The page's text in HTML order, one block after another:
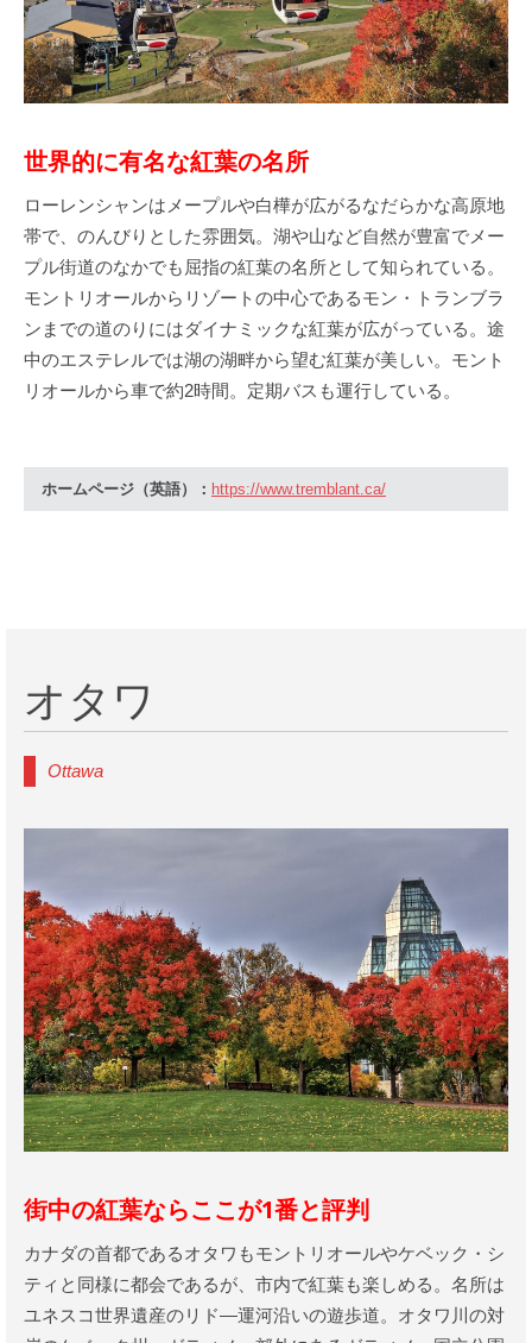
世界的に有名な紅葉の名所
ローレンシャンはメープルや白樺が広がるなだらかな高原地
帯で、のんびりとした雰囲気。湖や山など自然が豊富でメー
プル街道のなかでも屈指の紅葉の名所として知られている。
モントリオールからリゾートの中心であるモン・トランブラ
ンまでの道のりにはダイナミックな紅葉が広がっている。途
中のエステレルでは湖の湖畔から望む紅葉が美しい。モント
リオールから車で約2時間。定期バスも運行している。
ホームページ（英語）： https://www.tremblant.ca/
オタワ
Ottawa
街中の紅葉ならここが1番と評判
カナダの首都であるオタワもモントリオールやケベック・シ
ティと同様に都会であるが、市内で紅葉も楽しめる。名所は
ユネスコ世界遺産のリド―運河沿いの遊歩道。オタワ川の対